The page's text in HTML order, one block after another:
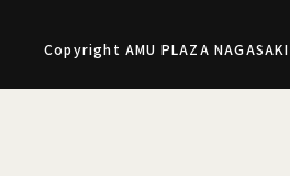
Copyright AMU PLAZA